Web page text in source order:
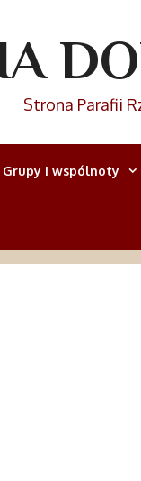
Strona Parafii
Grupy i wspólnoty